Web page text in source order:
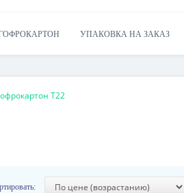
УПАКОВКА НА ЗАКАЗ
Т22